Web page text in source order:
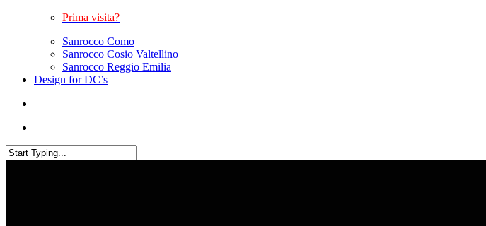
Prima visita?
Sanrocco Como
Sanrocco Cosio Valtellino
Sanrocco Reggio Emilia
Design for DC’s